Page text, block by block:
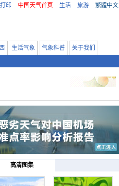
打印 中国天气首页 生活 旅游 繁體中文
生活气象 气象科普
关于我们
高清图集